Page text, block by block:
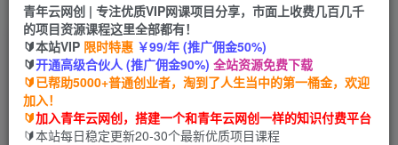
首页 创业课程 会员专属 正文
（6215期）一个人如何利用微信群自动群发引
流，一星期装满200个群，日入500+
青年云网创
2年前发布
关注 私信
青年云网创 | 专注优质VIP网课项目分享，市面上收费几百几千
的项目资源课程这里全部都有！
🔰本站VIP 限时特惠 ￥99/年 (推广佣金50%)
🔰开通高级合伙人 (推广佣金90%) 全站资源免费下载
🔰已帮助5000+普通创业者，淘到了人生当中的第一桶金，欢迎
加入！
🔰加入青年云网创，搭建一个和青年云网创一样的知识付费平台
🔰本站每日稳定更新20-30个最新优质项目课程